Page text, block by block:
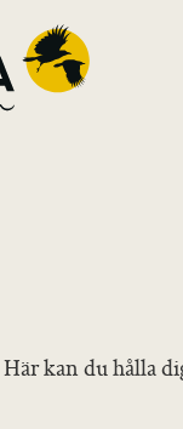
kan du hålla